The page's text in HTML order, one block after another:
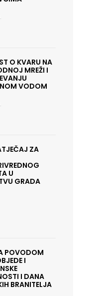
O KVARU NA
MREŽI I
VODOM
ZA
U
GRADA
POVODOM
I
I DANA
BRANITELJA